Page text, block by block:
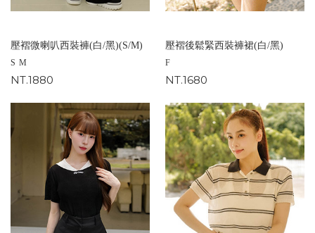
壓褶微喇叭西裝褲(白/黑)(S/M)
S M
NT.1880
壓褶後鬆緊西裝褲裙(白/黑)
F
NT.1680